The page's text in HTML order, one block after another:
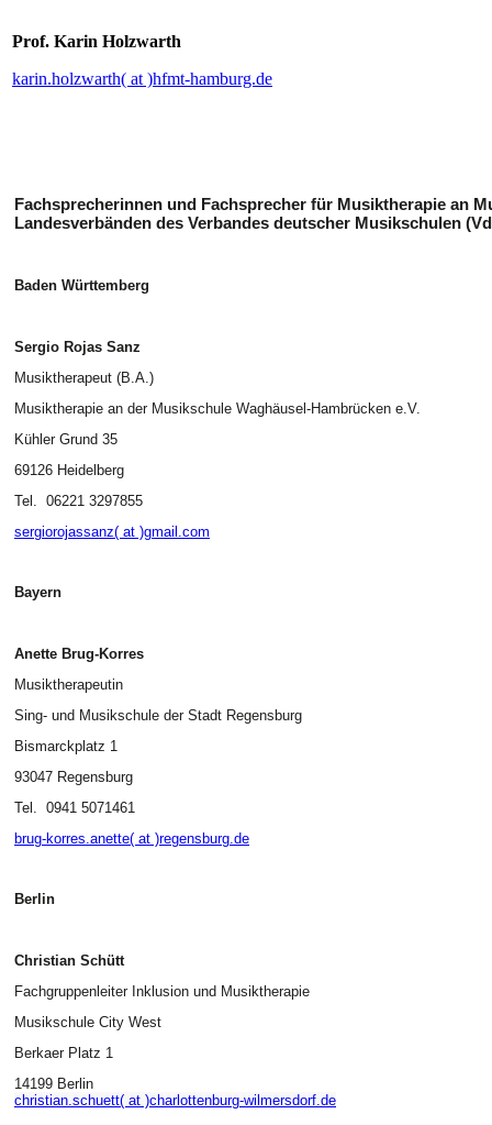
Prof. Karin Holzwarth
karin.holzwarth( at )hfmt-hamburg.de
Fachsprecherinnen und Fachsprecher für Musiktherapie an
Landesverbänden des Verbandes deutscher Musikschulen
Baden Württemberg
Sergio Rojas Sanz
Musiktherapeut (B.A.)
Musiktherapie an der Musikschule Waghäusel-Hambrücken e.V.
Kühler Grund 35
69126 Heidelberg
Tel. 06221 3297855
sergiorojassanz( at )gmail.com
Bayern
Anette Brug-Korres
Musiktherapeutin
Sing- und Musikschule der Stadt Regensburg
Bismarckplatz 1
93047 Regensburg
Tel. 0941 5071461
brug-korres.anette( at )regensburg.de
Berlin
Christian Schütt
Fachgruppenleiter Inklusion und Musiktherapie
Musikschule City West
Berkaer Platz 1
14199 Berlin
christian.schuett( at )charlottenburg-wilmersdorf.de